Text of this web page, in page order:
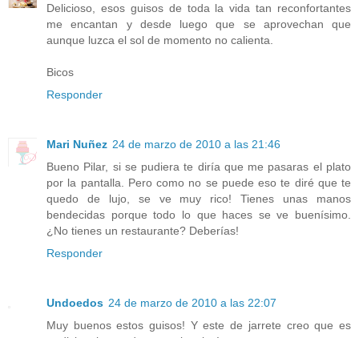
Delicioso, esos guisos de toda la vida tan reconfortantes
me encantan y desde luego que se aprovechan que
aunque luzca el sol de momento no calienta.
Bicos
Responder
Mari Nuñez 24 de marzo de 2010 a las 21:46
Bueno Pilar, si se pudiera te diría que me pasaras el plato
por la pantalla. Pero como no se puede eso te diré que te
quedo de lujo, se ve muy rico! Tienes unas manos
bendecidas porque todo lo que haces se ve buenísimo.
¿No tienes un restaurante? Deberías!
Responder
Undoedos 24 de marzo de 2010 a las 22:07
Muy buenos estos guisos! Y este de jarrete creo que es